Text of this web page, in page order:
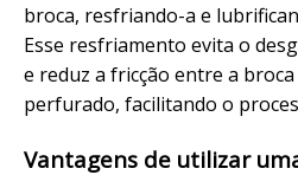
broca, resfriando-a e
Esse resfriamento evita o
e reduz a fricção entre a
perfurado, facilitando o
Vantagens de utilizar